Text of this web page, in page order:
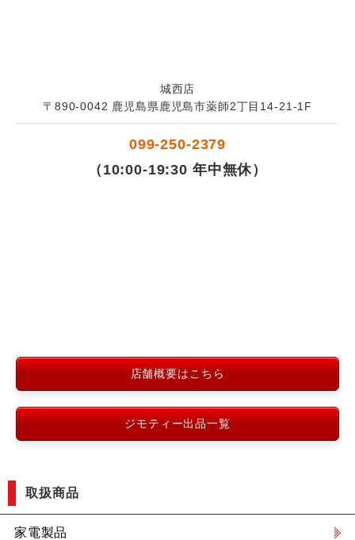
城西店
〒890-0042 鹿児島県鹿児島市薬師2丁目14-21-1F
099-250-2379
（10:00-19:30 年中無休）
店舗概要はこちら
ジモティー出品一覧
取扱商品
家電製品